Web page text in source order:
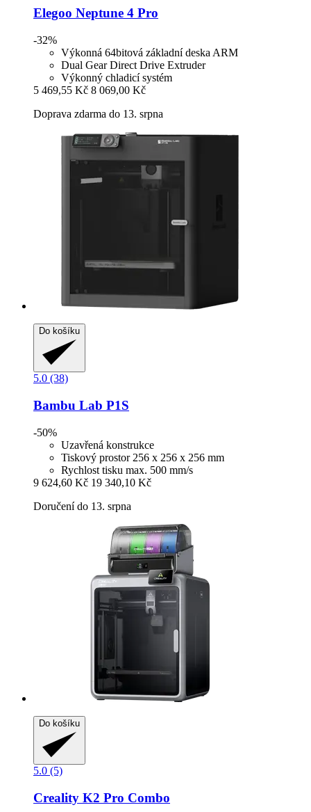
Elegoo Neptune 4 Pro
-32%
Výkonná 64bitová základní deska ARM
Dual Gear Direct Drive Extruder
Výkonný chladicí systém
5 469,55 Kč 8 069,00 Kč
Doprava zdarma do 13. srpna
Do košíku
5.0 (38)
Bambu Lab P1S
-50%
Uzavřená konstrukce
Tiskový prostor 256 x 256 x 256 mm
Rychlost tisku max. 500 mm/s
9 624,60 Kč 19 340,10 Kč
Doručení do 13. srpna
Do košíku
5.0 (5)
Creality K2 Pro Combo